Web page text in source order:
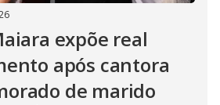
expõe real
após cantora
de marido